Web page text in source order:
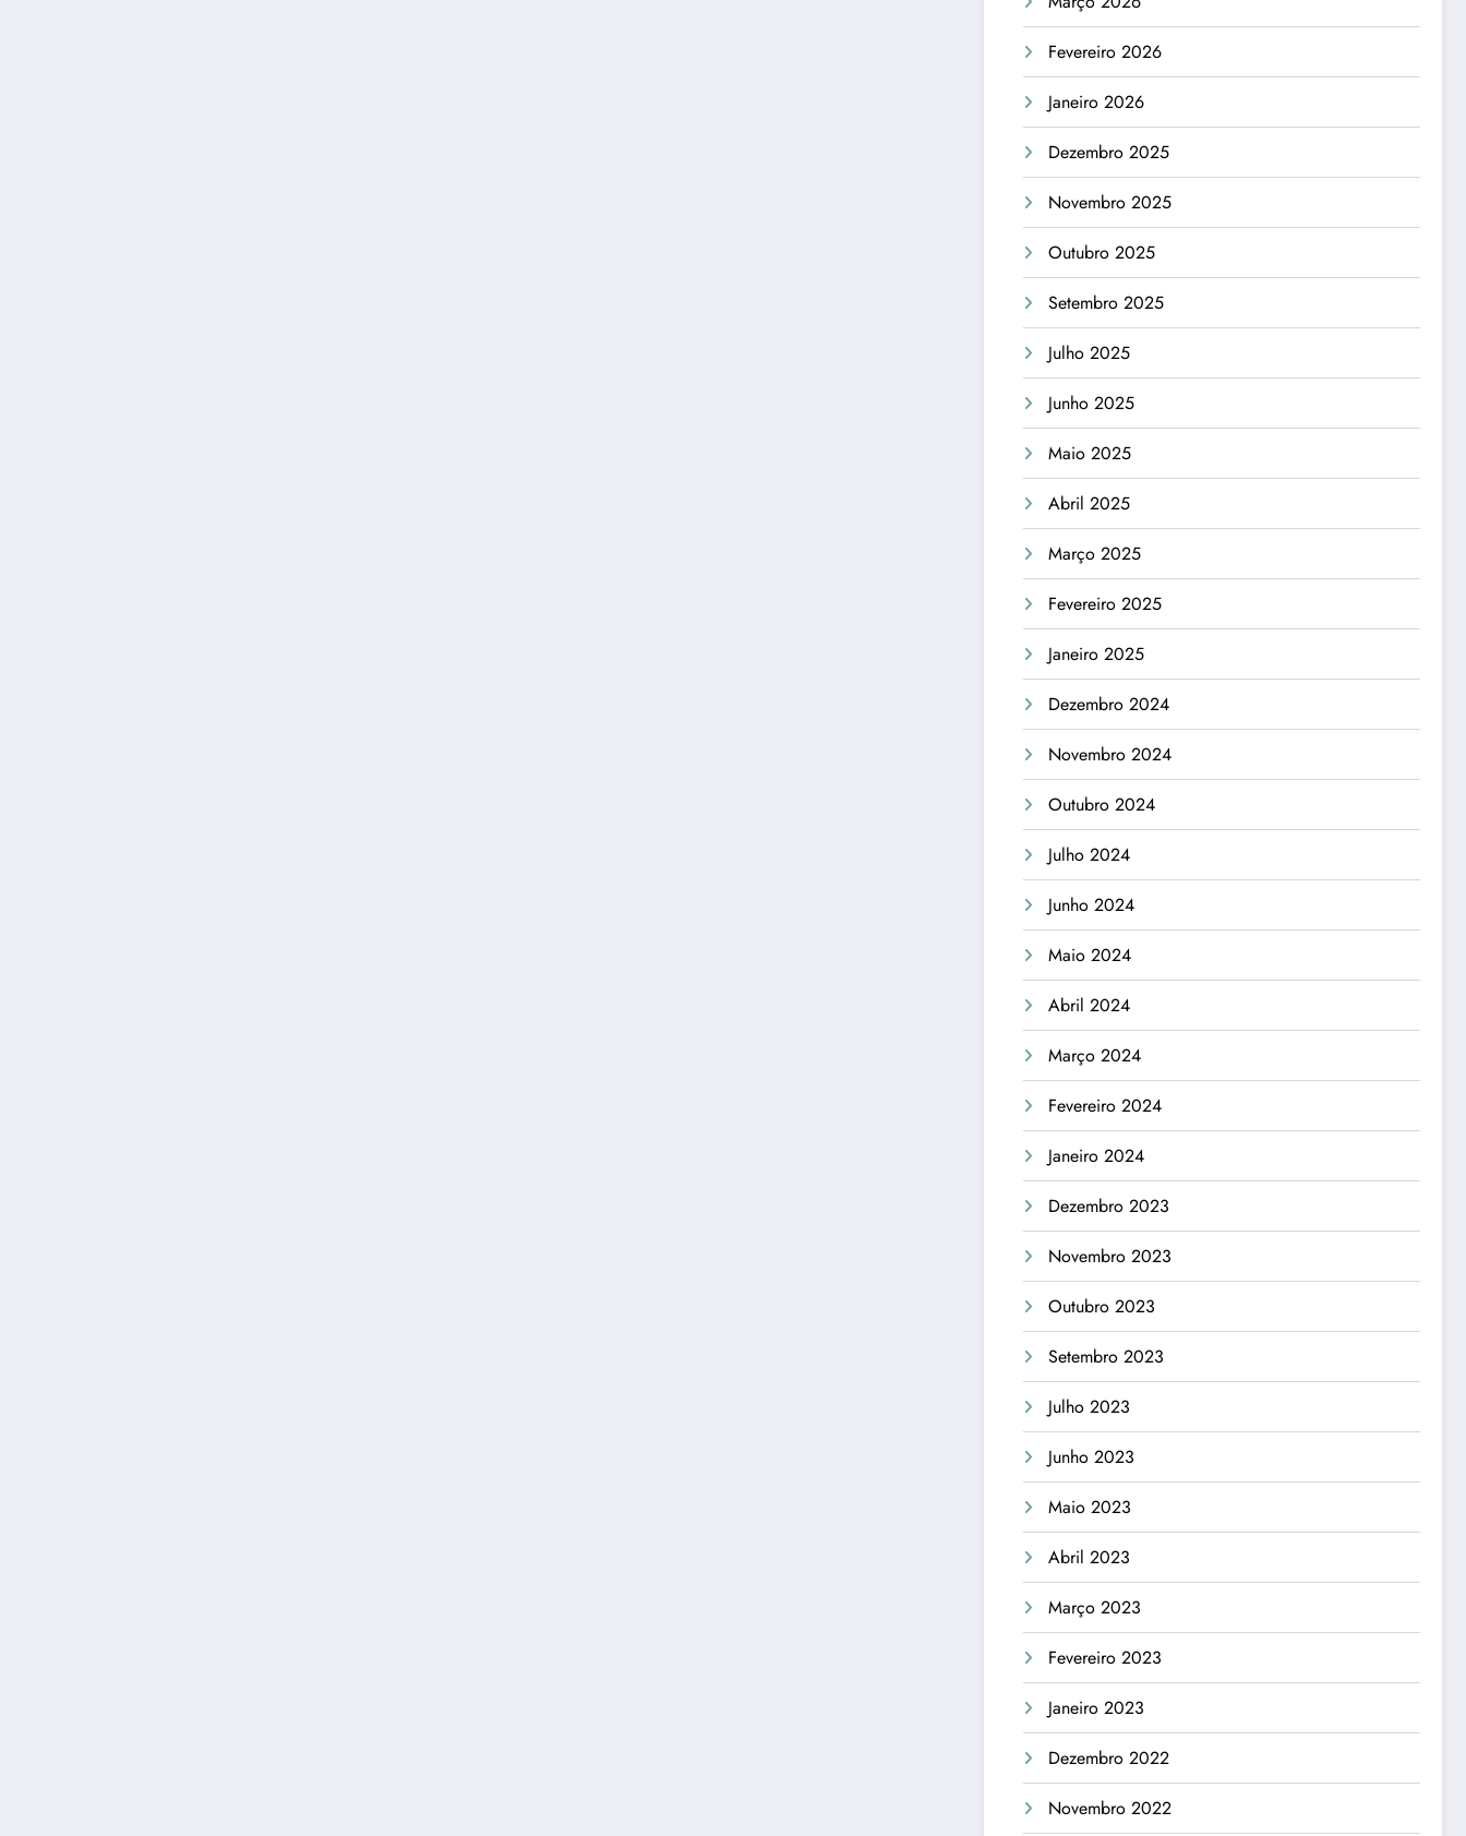
Fevereiro 2026
Janeiro 2026
Dezembro 2025
Novembro 2025
Outubro 2025
Setembro 2025
Julho 2025
Junho 2025
Maio 2025
Abril 2025
Março 2025
Fevereiro 2025
Janeiro 2025
Dezembro 2024
Novembro 2024
Outubro 2024
Julho 2024
Junho 2024
Maio 2024
Abril 2024
Março 2024
Fevereiro 2024
Janeiro 2024
Dezembro 2023
Novembro 2023
Outubro 2023
Setembro 2023
Julho 2023
Junho 2023
Maio 2023
Abril 2023
Março 2023
Fevereiro 2023
Janeiro 2023
Dezembro 2022
Novembro 2022